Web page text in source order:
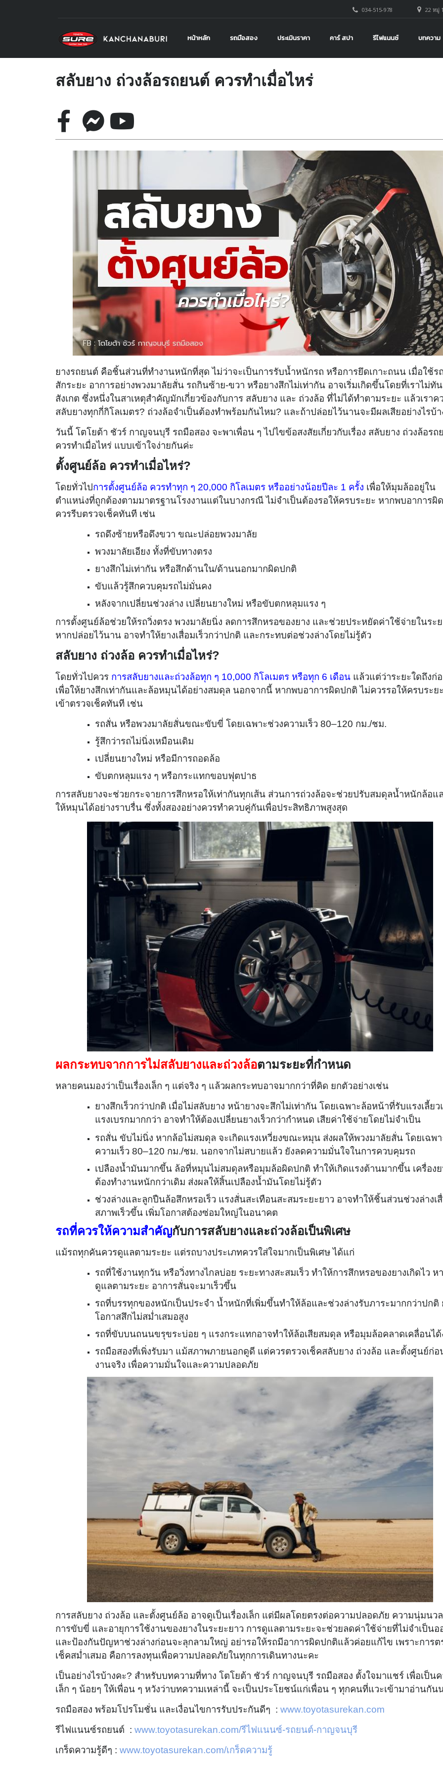
22 หมู่
034-515-978
หน้าหลัก รถมือสอง ประเมินราคา คาร์ สปา รีไฟแนนซ์ บทความ
สลับยาง ถ่วงล้อรถยนต์ ควรทำเมื่อไหร่
ยางรถยนต์ คือชิ้นส่วนที่ทำงานหนักที่สุด ไม่ว่าจะเป็นการรับน้ำหนักรถ หรือการยึดเกาะถนน เมื่อใช้ร
สักระยะ อาการอย่างพวงมาลัยสั่น รถกินซ้าย-ขวา หรือยางสึกไม่เท่ากัน อาจเริ่มเกิดขึ้นโดยที่เราไม่ทัน
สังเกต ซึ่งหนึ่งในสาเหตุสำคัญมักเกี่ยวข้องกับการ สลับยาง และ ถ่วงล้อ ที่ไม่ได้ทำตามระยะ แล้วเราค
สลับยางทุกกี่กิโลเมตร? ถ่วงล้อจำเป็นต้องทำพร้อมกันไหม? และถ้าปล่อยไว้นานจะมีผลเสียอย่างไรบ้า
วันนี้ โตโยต้า ชัวร์ กาญจนบุรี รถมือสอง จะพาเพื่อน ๆ ไปไขข้อสงสัยเกี่ยวกับเรื่อง สลับยาง ถ่วงล้อรถ
ควรทำเมื่อไหร่ แบบเข้าใจง่ายกันค่ะ
ตั้งศูนย์ล้อ ควรทำเมื่อไหร่?
โดยทั่วไปการตั้งศูนย์ล้อ ควรทำทุก ๆ 20,000 กิโลเมตร หรืออย่างน้อยปีละ 1 ครั้ง เพื่อให้มุมล้ออยู่ใน
ตำแหน่งที่ถูกต้องตามมาตรฐานโรงงานแต่ในบางกรณี ไม่จำเป็นต้องรอให้ครบระยะ หากพบอาการผิ
ควรรีบตรวจเช็คทันที เช่น
รถดึงซ้ายหรือดึงขวา ขณะปล่อยพวงมาลัย
พวงมาลัยเอียง ทั้งที่ขับทางตรง
ยางสึกไม่เท่ากัน หรือสึกด้านใน/ด้านนอกมากผิดปกติ
ขับแล้วรู้สึกควบคุมรถไม่มั่นคง
หลังจากเปลี่ยนช่วงล่าง เปลี่ยนยางใหม่ หรือขับตกหลุมแรง ๆ
การตั้งศูนย์ล้อช่วยให้รถวิ่งตรง พวงมาลัยนิ่ง ลดการสึกหรอของยาง และช่วยประหยัดค่าใช้จ่ายในระ
หากปล่อยไว้นาน อาจทำให้ยางเสื่อมเร็วกว่าปกติ และกระทบต่อช่วงล่างโดยไม่รู้ตัว
สลับยาง ถ่วงล้อ ควรทำเมื่อไหร่?
โดยทั่วไปควร การสลับยางและถ่วงล้อทุก ๆ 10,000 กิโลเมตร หรือทุก 6 เดือน แล้วแต่ว่าระยะใดถึงก่
เพื่อให้ยางสึกเท่ากันและล้อหมุนได้อย่างสมดุล นอกจากนี้ หากพบอาการผิดปกติ ไม่ควรรอให้ครบระย
เข้าตรวจเช็คทันที เช่น
รถสั่น หรือพวงมาลัยสั่นขณะขับขี่ โดยเฉพาะช่วงความเร็ว 80–120 กม./ชม.
รู้สึกว่ารถไม่นิ่งเหมือนเดิม
เปลี่ยนยางใหม่ หรือมีการถอดล้อ
ขับตกหลุมแรง ๆ หรือกระแทกขอบฟุตปาธ
การสลับยางจะช่วยกระจายการสึกหรอให้เท่ากันทุกเส้น ส่วนการถ่วงล้อจะช่วยปรับสมดุลน้ำหนักล้อแ
ให้หมุนได้อย่างราบรื่น ซึ่งทั้งสองอย่างควรทำควบคู่กันเพื่อประสิทธิภาพสูงสุด
ผลกระทบจากการไม่สลับยางและถ่วงล้อตามระยะที่กำหนด
หลายคนมองว่าเป็นเรื่องเล็ก ๆ แต่จริง ๆ แล้วผลกระทบอาจมากกว่าที่คิด ยกตัวอย่างเช่น
ยางสึกเร็วกว่าปกติ เมื่อไม่สลับยาง หน้ายางจะสึกไม่เท่ากัน โดยเฉพาะล้อหน้าที่รับแรงเลี้ยว
แรงเบรกมากกว่า อาจทำให้ต้องเปลี่ยนยางเร็วกว่ากำหนด เสียค่าใช้จ่ายโดยไม่จำเป็น
รถสั่น ขับไม่นิ่ง หากล้อไม่สมดุล จะเกิดแรงเหวี่ยงขณะหมุน ส่งผลให้พวงมาลัยสั่น โดยเฉพ
ความเร็ว 80–120 กม./ชม. นอกจากไม่สบายแล้ว ยังลดความมั่นใจในการควบคุมรถ
เปลืองน้ำมันมากขึ้น ล้อที่หมุนไม่สมดุลหรือมุมล้อผิดปกติ ทำให้เกิดแรงต้านมากขึ้น เครื่อง
ต้องทำงานหนักกว่าเดิม ส่งผลให้สิ้นเปลืองน้ำมันโดยไม่รู้ตัว
ช่วงล่างและลูกปืนล้อสึกหรอเร็ว แรงสั่นสะเทือนสะสมระยะยาว อาจทำให้ชิ้นส่วนช่วงล่างเ
สภาพเร็วขึ้น เพิ่มโอกาสต้องซ่อมใหญ่ในอนาคต
รถที่ควรให้ความสำคัญกับการสลับยางและถ่วงล้อเป็นพิเศษ
แม้รถทุกคันควรดูแลตามระยะ แต่รถบางประเภทควรใส่ใจมากเป็นพิเศษ ได้แก่
รถที่ใช้งานทุกวัน หรือวิ่งทางไกลบ่อย ระยะทางสะสมเร็ว ทำให้การสึกหรอของยางเกิดไว ห
ดูแลตามระยะ อาการสั่นจะมาเร็วขึ้น
รถที่บรรทุกของหนักเป็นประจำ น้ำหนักที่เพิ่มขึ้นทำให้ล้อและช่วงล่างรับภาระมากกว่าปกติ
โอกาสสึกไม่สม่ำเสมอสูง
รถที่ขับบนถนนขรุขระบ่อย ๆ แรงกระแทกอาจทำให้ล้อเสียสมดุล หรือมุมล้อคลาดเคลื่อนได้
รถมือสองที่เพิ่งรับมา แม้สภาพภายนอกดูดี แต่ควรตรวจเช็คสลับยาง ถ่วงล้อ และตั้งศูนย์ก่อ
งานจริง เพื่อความมั่นใจและความปลอดภัย
การสลับยาง ถ่วงล้อ และตั้งศูนย์ล้อ อาจดูเป็นเรื่องเล็ก แต่มีผลโดยตรงต่อความปลอดภัย ความนุ่มนว
การขับขี่ และอายุการใช้งานของยางในระยะยาว การดูแลตามระยะจะช่วยลดค่าใช้จ่ายที่ไม่จำเป็นอ
และป้องกันปัญหาช่วงล่างก่อนจะลุกลามใหญ่ อย่ารอให้รถมีอาการผิดปกติแล้วค่อยแก้ไข เพราะการต
เช็คสม่ำเสมอ คือการลงทุนเพื่อความปลอดภัยในทุกการเดินทางนะคะ
เป็นอย่างไรบ้างคะ? สำหรับบทความที่ทาง โตโยต้า ชัวร์ กาญจนบุรี รถมือสอง ตั้งใจมาแชร์ เพื่อเป็น
เล็ก ๆ น้อยๆ ให้เพื่อน ๆ หวังว่าบทความเหล่านี้ จะเป็นประโยชน์แก่เพื่อน ๆ ทุกคนที่แวะเข้ามาอ่านกั
รถมือสอง พร้อมโปรโมชั่น และเงื่อนไขการรับประกันดีๆ : www.toyotasurekan.com
รีไฟแนนซ์รถยนต์ : www.toyotasurekan.com/รีไฟแนนซ์-รถยนต์-กาญจนบุรี
เกร็ดความรู้ดีๆ : www.toyotasurekan.com/เกร็ดความรู้